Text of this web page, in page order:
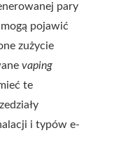
pary
pojawić
zużycie
vaping
te
i typów e-